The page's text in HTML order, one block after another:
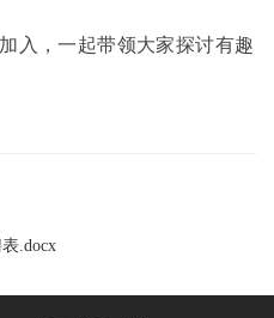
入，一起带领大家探讨有趣
.docx